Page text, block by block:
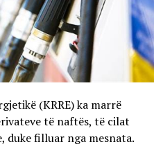
(KRRE) ka marrë
të naftës, të cilat
duke filluar nga mesnata.